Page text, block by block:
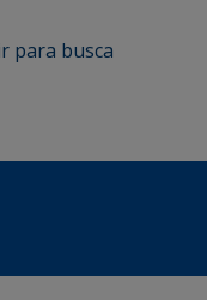
para busca